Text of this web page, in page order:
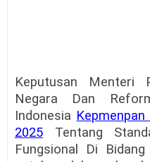
Keputusan Menteri
Negara Dan
Indonesia
2025 Tentang
Fungsional Di